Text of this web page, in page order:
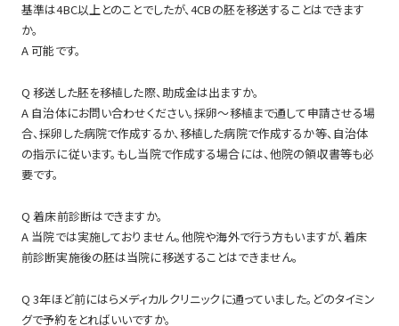
基準は4BC以上とのことでしたが、4CBの胚を移送することはできます
か。
A 可能です。
Q 移送した胚を移植した際、助成金は出ますか。
A 自治体にお問い合わせください。採卵～移植まで通して申請させる場
合、採卵した病院で作成するか、移植した病院で作成するか等、自治体
の指示に従います。もし当院で作成する場合には、他院の領収書等も必
要です。
Q 着床前診断はできますか。
A 当院では実施しておりません。他院や海外で行う方もいますが、着床
前診断実施後の胚は当院に移送することはできません。
Q 3年ほど前にはらメディカルクリニックに通っていました。どのタイミン
グで予約をとればいいですか。